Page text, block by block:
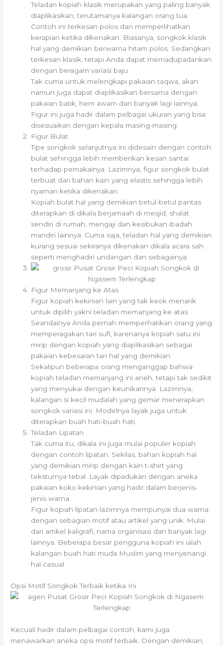
Teladan kopiah klasik merupakan yang paling banyak
diaplikasikan, terutamanya kalangan orang tua.
Contoh ini terkesan polos dan memperlihatkan
kerapian ketika dikenakan. Biasanya, songkok klasik
hal yang demikian berwarna hitam polos. Sedangkan
terkesan klasik, tetapi Anda dapat memadupadankan
dengan beragam variasi baju.
Tak cuma untuk melengkapi pakaian taqwa, akan
namun juga dapat diaplikasikan bersama dengan
pakaian batik, hem awam dan banyak lagi lainnya.
Figur ini juga hadir dalam pelbagai ukuran yang bisa
disesuaikan dengan kepala masing-masing.
Figur Bulat
Tipe songkok selanjutnya ini didesain dengan contoh
bulat sehingga lebih memberikan kesan santai
terhadap pemakainya. Lazimnya, figur songkok bulat
terbuat dari bahan kain yang elastis sehingga lebih
nyaman ketika dikenakan.
Kopiah bulat hal yang demikian betul-betul pantas
diterapkan di dikala berjamaah di mesjid, shalat
sendiri di rumah, mengaji dan kesibukan ibadah
mandiri lainnya. Cuma saja, teladan hal yang demikian
kurang sesuai sekiranya dikenakan dikala acara sah
seperti menghadiri undangan dan sebagainya.
Figur Memanjang ke Atas
Figur kopiah kekinian lain yang tak keok menarik
untuk dipilih yakni teladan memanjang ke atas.
Seandainya Anda pernah memperhatikan orang yang
memperagakan tari sufi, karenanya kopiah satu ini
mirip dengan kopiah yang diaplikasikan sebagai
pakaian kebesaran tari hal yang demikian.
Sekalipun beberapa orang menganggap bahwa
kopiah teladan memanjang ini aneh, tetapi tak sedikit
yang menyukai dengan keunikannya. Lazimnya,
kalangan si kecil mudalah yang gemar menerapkan
songkok variasi ini. Modelnya layak juga untuk
diterapkan buah hati-buah hati.
Teladan Lipatan
Tak cuma itu, dikala ini juga mulai populer kopiah
dengan contoh lipatan. Sekilas, bahan kopiah hal
yang demikian mirip dengan kain t-shirt yang
teksturnya tebal. Layak dipadukan dengan aneka
pakaian koko kekinian yang hadir dalam berjenis-
jenis warna.
Figur kopiah lipatan lazimnya mempunyai dua warna
dengan sebagian motif atau artikel yang unik. Mulai
dari artikel kaligrafi, nama organisasi dan banyak lagi
lainnya. Beberapa besar pengguna kopiah ini ialah
kalangan buah hati muda Muslim yang menyenangi
hal casual.
Opsi Motif Songkok Terbaik ketika Ini
Kecuali hadir dalam pelbagai contoh, kami juga
menawarkan aneka opsi motif terbaik. Dengan demikian,